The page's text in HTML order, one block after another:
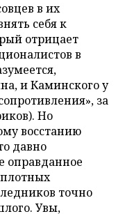
в их
себя к
отрицает
в
и Каминского у
за
Но
восстанию
давно
точно
Увы,